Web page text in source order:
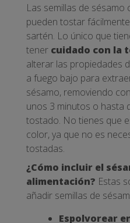
Las semillas de sésamo
pueden tostar
sartén. Lo único que
tener cuidado con la
alterar las propiedades
a fuego bajo para
sésamo, removiendo
unos 3 minutos o hasta
tostado. No tienes que
color, ya que no es
tostadas.
¿Cómo incluir el
alimentación? Estas
añadir semillas de
Espolvorear